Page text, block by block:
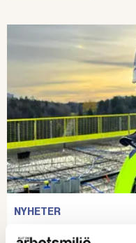
NYHETER